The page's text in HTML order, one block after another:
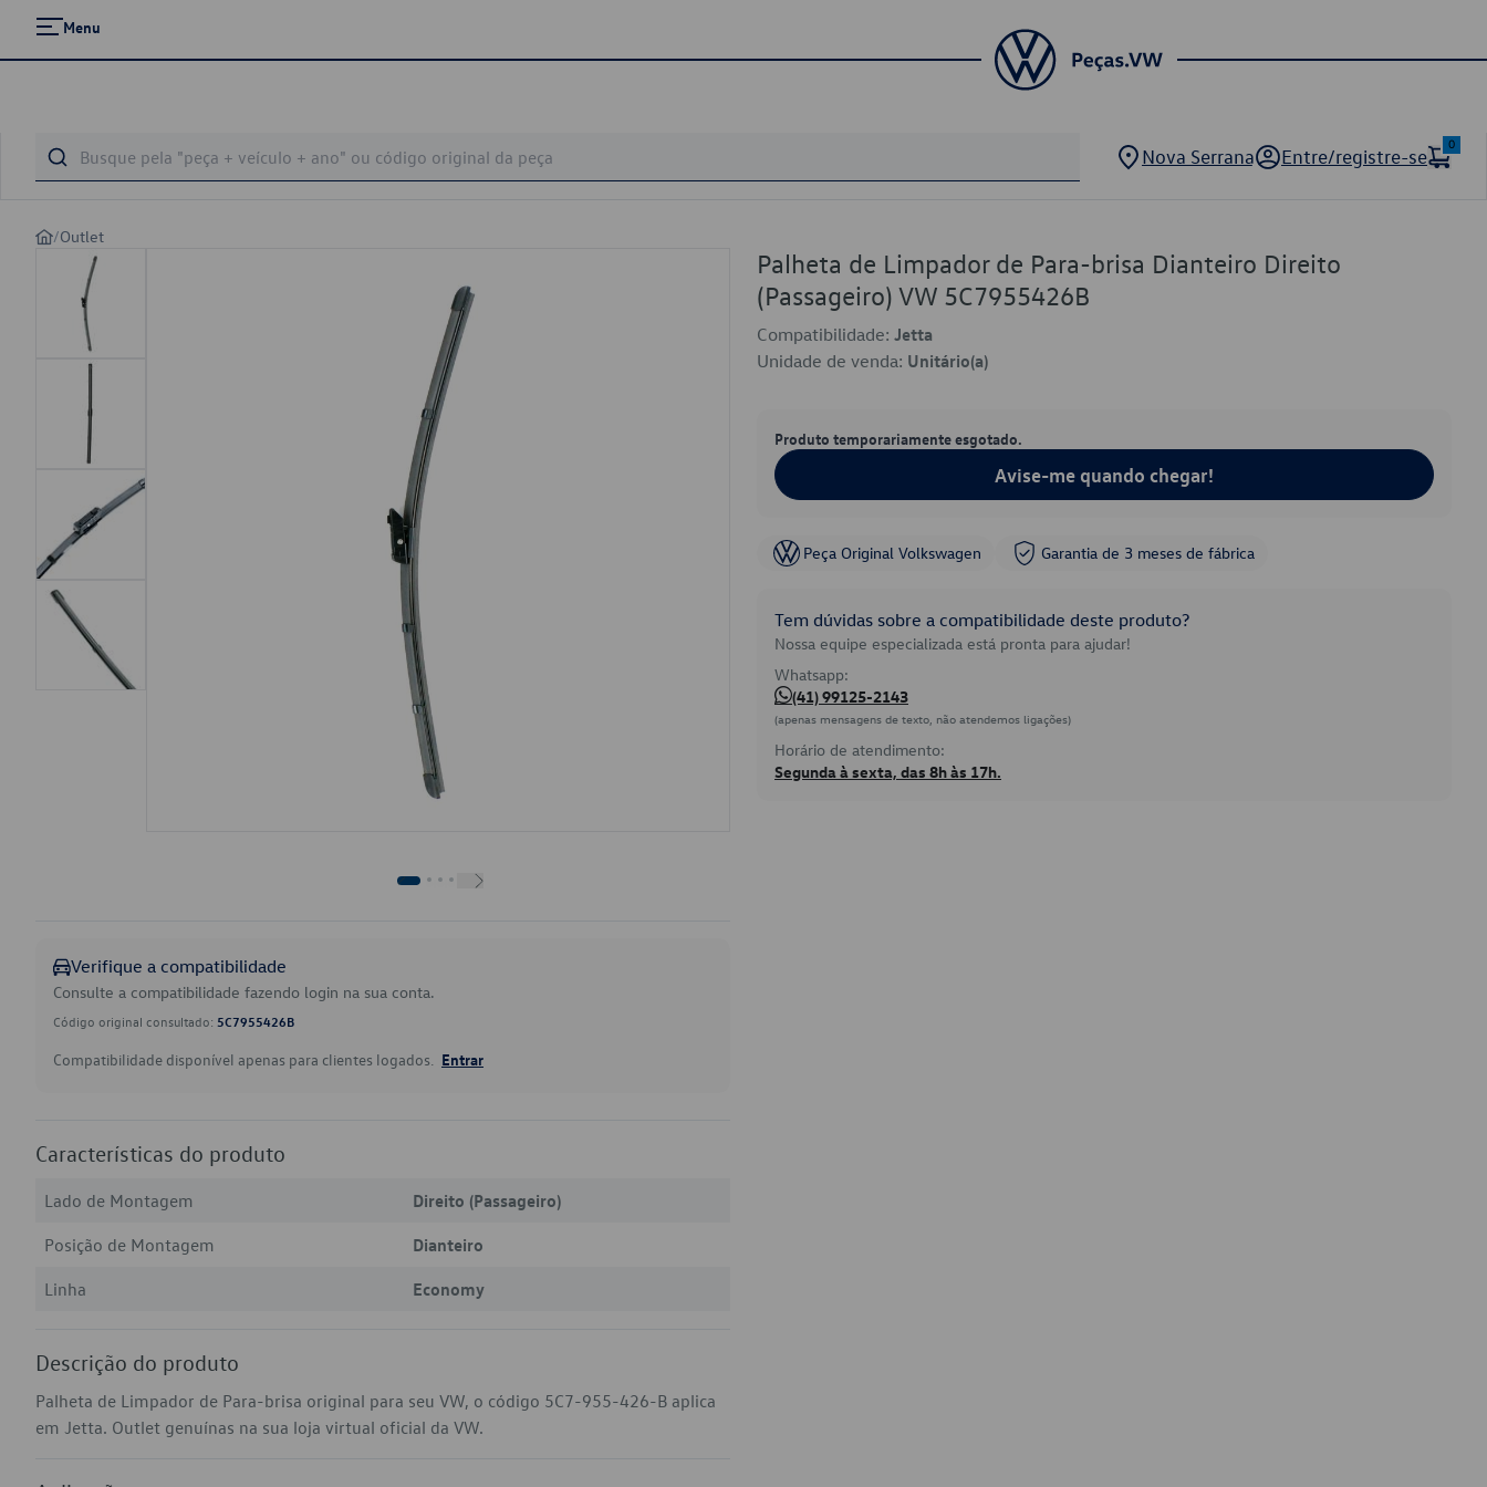
Menu
Nova Serrana Entre/registre-se
0
/Outlet
Verifique a compatibilidade
Consulte a compatibilidade fazendo login na sua conta.
Código original consultado: 5C7955426B
Compatibilidade disponível apenas para clientes logados. Entrar
Características do produto
Lado de Montagem
Direito (Passageiro)
Posição de Montagem
Dianteiro
Linha
Economy
Descrição do produto
Palheta de Limpador de Para-brisa original para seu VW, o código 5C7-955-426-B aplica
em Jetta. Outlet genuínas na sua loja virtual oficial da VW.
Palheta de Limpador de Para-brisa Dianteiro Direito
(Passageiro) VW 5C7955426B
Compatibilidade: Jetta
Unidade de venda: Unitário(a)
Produto temporariamente esgotado.
Avise-me quando chegar!
Peça Original Volkswagen Garantia de 3 meses de fábrica
Tem dúvidas sobre a compatibilidade deste produto?
Nossa equipe especializada está pronta para ajudar!
Whatsapp:
(41) 99125-2143
(apenas mensagens de texto, não atendemos ligações)
Horário de atendimento:
Segunda à sexta, das 8h às 17h.